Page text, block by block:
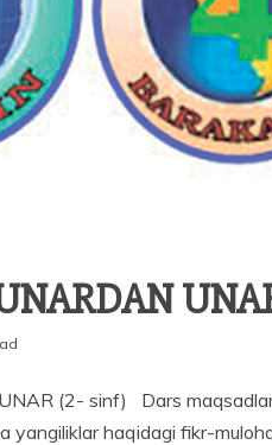
(2- sinf) Dars
yangiliklar haqidagi fikr-